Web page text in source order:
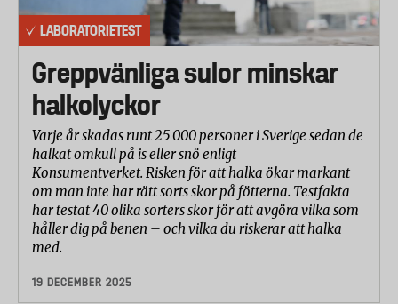
LABORATORIETEST
Greppvänliga sulor minskar
halkolyckor
Varje år skadas runt 25 000 personer i Sverige sedan de
halkat omkull på is eller snö enligt
Konsumentverket. Risken för att halka ökar markant
om man inte har rätt sorts skor på fötterna. Testfakta
har testat 40 olika sorters skor för att avgöra vilka som
håller dig på benen – och vilka du riskerar att halka
med.
19 DECEMBER 2025